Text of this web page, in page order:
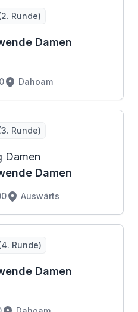
Runde)
Damen
Dahoam
Runde)
Damen
Damen
Auswärts
Runde)
Damen